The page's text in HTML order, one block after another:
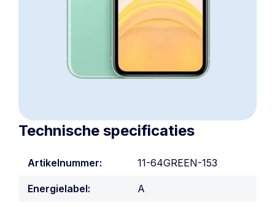
Technische specificaties
Artikelnummer: 11-64GREEN-153
Energielabel: A